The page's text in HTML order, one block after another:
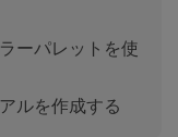
ーパレットを使
ルを作成する